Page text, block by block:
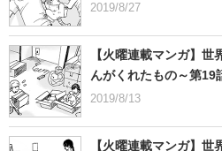
2019/8/27
【火曜連載マンガ】
んがくれたもの～第19
2019/8/13
【火曜連載マンガ】